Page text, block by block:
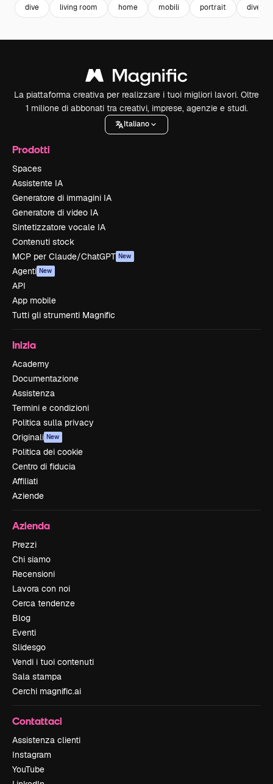
dive living room home mobili portrait
La piattaforma creativa per realizzare i tuoi migliori lavori. Oltre
1 milione di abbonati tra creativi, imprese, agenzie e studi.
Italiano
Prodotti
Spaces
Assistente IA
Generatore di immagini IA
Generatore di video IA
Sintetizzatore vocale IA
Contenuti stock
MCP per Claude/ChatGPT New
Agenti New
API
App mobile
Tutti gli strumenti Magnific
Inizia
Academy
Documentazione
Assistenza
Termini e condizioni
Politica sulla privacy
Originali New
Politica dei cookie
Centro di fiducia
Affiliati
Aziende
Azienda
Prezzi
Chi siamo
Recensioni
Lavora con noi
Cerca tendenze
Blog
Eventi
Slidesgo
Vendi i tuoi contenuti
Sala stampa
Cerchi magnific.ai
Contattaci
Assistenza clienti
Instagram
YouTube